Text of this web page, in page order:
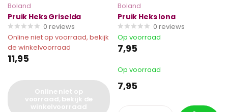
Boland
Pruik Heks Griselda
0 reviews
Online niet op voorraad, bekijk
de winkelvoorraad
11,95
Online niet op
voorraad, bekijk de
winkelvoorraad
Boland
Pruik Heks Iona
0 reviews
Op voorraad
7,95
Op voorraad
7,95